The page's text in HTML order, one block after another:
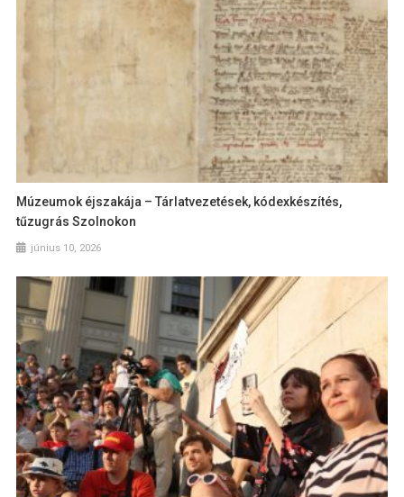
Múzeumok éjszakája – Tárlatvezetések, kódexkészítés,
tűzugrás Szolnokon
június 10, 2026